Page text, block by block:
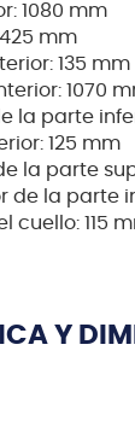
1080 mm
mm
135 mm
1070
la parte
125 mm
la parte
de la parte
cuello: 115
Y